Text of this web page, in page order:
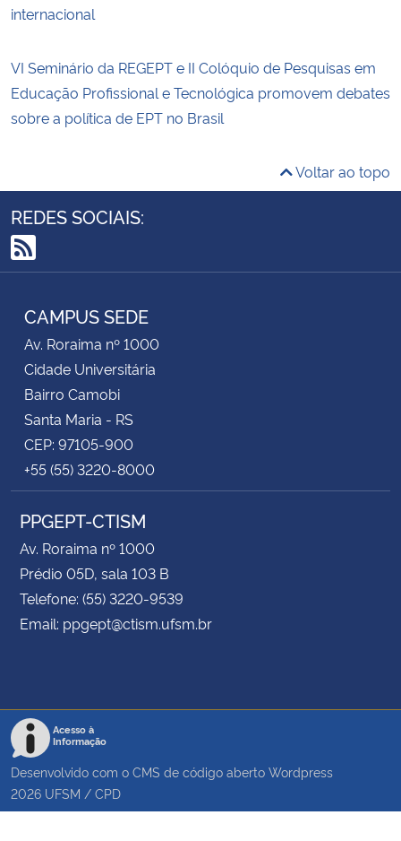
internacional
VI Seminário da REGEPT e II Colóquio de Pesquisas em
Educação Profissional e Tecnológica promovem debates
sobre a política de EPT no Brasil
Voltar ao topo
REDES SOCIAIS:
RSS
CAMPUS SEDE
Av. Roraima nº 1000
Cidade Universitária
Bairro Camobi
Santa Maria - RS
CEP: 97105-900
+55 (55) 3220-8000
PPGEPT-CTISM
Av. Roraima nº 1000
Prédio 05D, sala 103 B
Telefone: (55) 3220-9539
Email: ppgept@ctism.ufsm.br
Acesso à
Informação
Desenvolvido com o CMS de código aberto Wordpress
2026 UFSM / CPD